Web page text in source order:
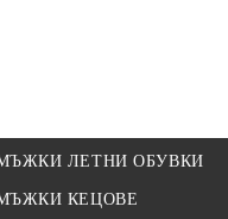
ЛЕТНИ ОБУВКИ
КЕЦОВЕ